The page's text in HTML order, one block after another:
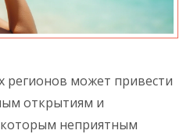
регионов может привести
открытиям и
неприятным